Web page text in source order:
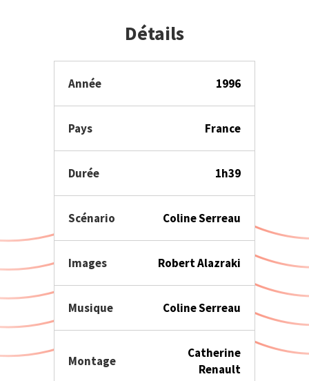
Détails
Année 1996
Pays France
Durée 1h39
Scénario Coline Serreau
Images Robert Alazraki
Musique Coline Serreau
Montage
Catherine
Renault